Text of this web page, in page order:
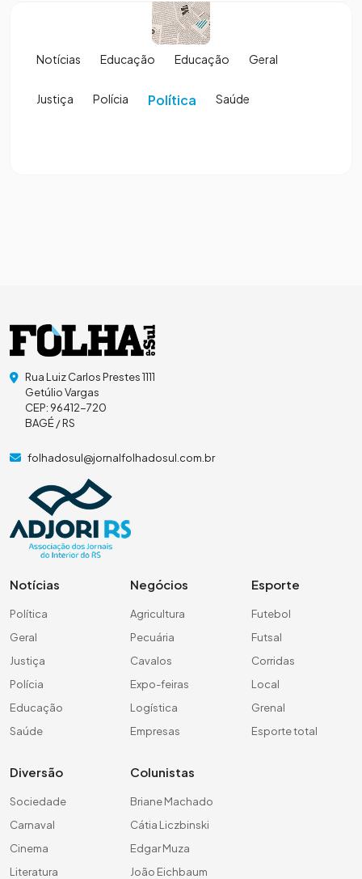
Notícias Educação Educação Geral
Justiça Polícia Política Saúde
Rua Luiz Carlos Prestes 1111
Getúlio Vargas
CEP: 96412-720
BAGÉ / RS
folhadosul@jornalfolhadosul.com.br
Notícias
Política
Geral
Justiça
Polícia
Educação
Saúde
Negócios
Agricultura
Pecuária
Cavalos
Expo-feiras
Logística
Empresas
Esporte
Futebol
Futsal
Corridas
Local
Grenal
Esporte total
Diversão
Sociedade
Carnaval
Cinema
Literatura
Colunistas
Briane Machado
Cátia Liczbinski
Edgar Muza
João Eichbaum